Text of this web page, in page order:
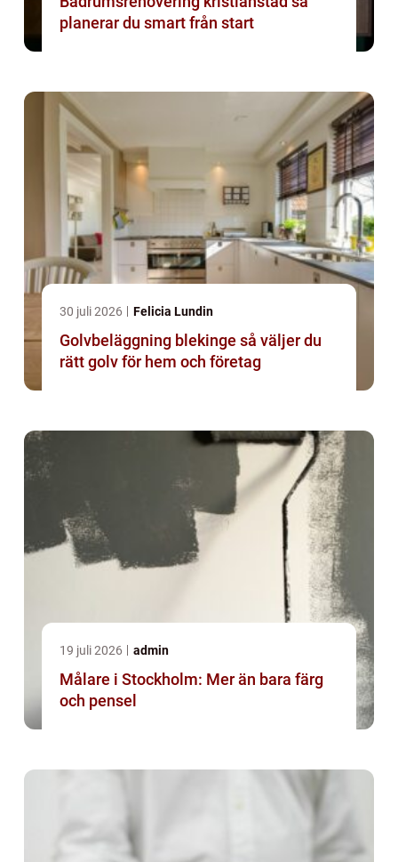
planerar du smart från start
30 juli 2026 Felicia Lundin
Golvbeläggning blekinge så väljer du
rätt golv för hem och företag
19 juli 2026 admin
Målare i Stockholm: Mer än bara färg
och pensel